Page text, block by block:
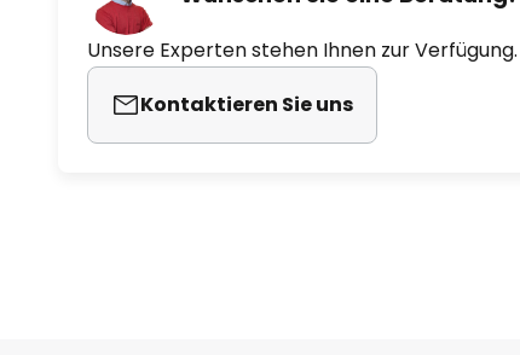
Unsere Experten stehen Ihnen zur Verfügung.
Kontaktieren Sie uns